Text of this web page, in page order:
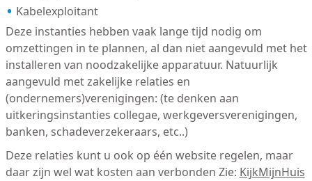
Kabelexploitant
Deze instanties hebben vaak lange tijd nodig om
omzettingen in te plannen, al dan niet aangevuld met het
installeren van noodzakelijke apparatuur. Natuurlijk
aangevuld met zakelijke relaties en
(ondernemers)verenigingen: (te denken aan
uitkeringsinstanties collegae, werkgeversverenigingen,
banken, schadeverzekeraars, etc..)
Deze relaties kunt u ook op één website regelen, maar
daar zijn wel wat kosten aan verbonden Zie: KijkMijnHuis